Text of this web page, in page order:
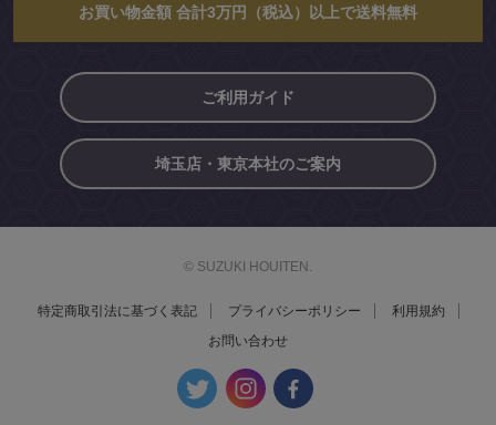
お買い物金額 合計3万円（税込）以上で送料無料
ご利用ガイド
埼玉店・東京本社のご案内
© SUZUKI HOUITEN.
特定商取引法に基づく表記 プライバシーポリシー
利用規約
お問い合わせ